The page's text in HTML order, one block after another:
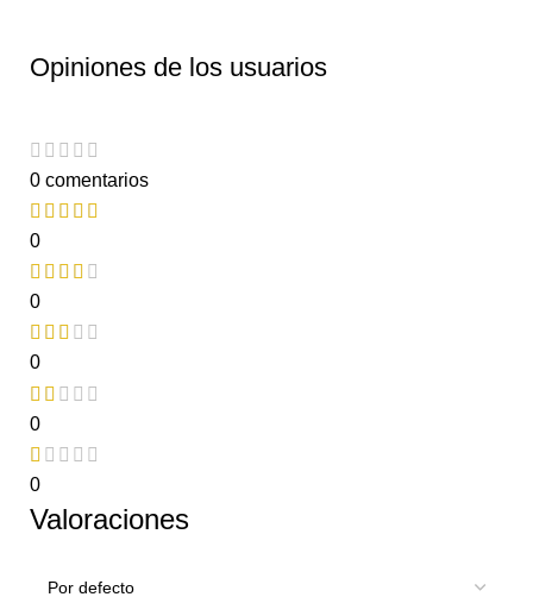
Opiniones de los usuarios
0 comentarios
0
0
0
0
0
Valoraciones